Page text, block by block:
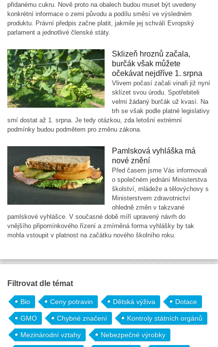
přidanému cukru. Nově proto na obalech budou muset být uvedeny
konkrétní informace o zemi původu a podílu směsí ve výsledném
produktu. Právní předpis začne platit, jakmile jej schválí Evropský
parlament a jednotlivé členské státy.
Sklizeň hroznů začala,
burčák však můžete
očekávat nejdříve 1. srpna
Vlivem počasí začali vinaři již nyní
sklízet svou úrodu. Spotřebiteli
velmi žádaný burčák už kvasí. Na
trh se však podle platné legislativy
smí dostat až 1. srpna. Je tedy otázkou, zda letošní extrémní
podmínky budou podmětem pro změnu zákona.
Pamlsková vyhláška má
nové znění
Před časem jsme Vás informovali
o společném jednání Ministerstva
školství, mládeže a tělovýchovy s
Ministerstvem zdravotnictví
ohledně změn v takzvané
pamlskové vyhlášce. V současné době míří upravený návrh do
vnějšího připomínkového řízení a zmírněná forma vyhlášky by tak
mohla vstoupit v platnost na začátku nového školního roku.
Filtrovat dle témat
Bio Ceny potravin Dětská výživa Dotace
GMO Chybné značení Kontroly státních orgánů
Mezinárodní vztahy Nebezpečné výrobky